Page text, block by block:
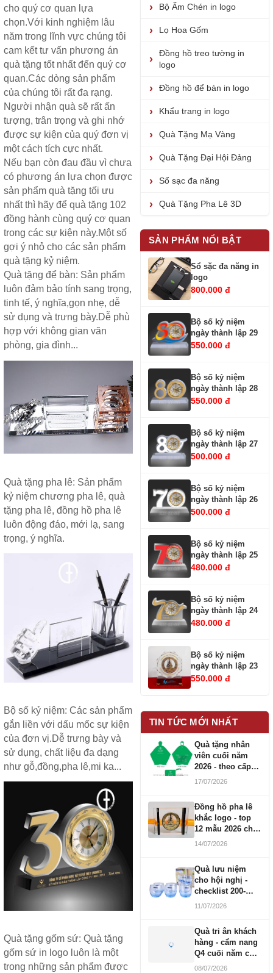
cho quý cơ quan lựa
chọn.Với kinh nghiệm lâu
năm trong lĩnh vực chúng tôi
cam kết tư vấn phương án
quà tặng tốt nhất đến quý cơ
quan.Các dòng sản phẩm
của chúng tôi rất đa rạng.
Người nhận quà sẽ rất ấn
tượng, trân trọng và ghi nhớ
được sự kiện của quý đơn vị
một cách tích cực nhất.
Nếu bạn còn đau đầu vì chưa
có phương án lựa chọn được
sản phẩm quà tặng tối ưu
nhất thì hãy để quà tặng 102
đồng hành cùng quý cơ quan
trong các sự kiện này.Một số
gợi ý nhỏ cho các sản phẩm
quà tặng kỷ niệm.
Quà tặng để bàn: Sản phẩm
luôn đảm bảo tính sang trọng,
tinh tế, ý nghĩa,gọn nhẹ, dễ
sử dụng và trưng bày.Dễ phù
hợp với không gian văn
phòng, gia đình...
Quà tặng pha lê: Sản phẩm
kỷ niệm chương pha lê, quà
tặng pha lê, đồng hồ pha lê
luôn động đáo, mới lạ, sang
trọng, ý nghĩa.
Bộ số kỷ niệm: Các sản phẩm
gắn liền với dấu mốc sự kiện
của đơn vị.Dễ trưng bày và
sử dụng, chất liệu đa dạng
như gỗ,đồng,pha lê,mi ka...
Quà tặng gốm sứ: Quà tặng
gốm sứ in logo luôn là một
trong những sản phẩm được
Bộ Ấm Chén in logo
Lọ Hoa Gốm
Đồng hồ treo tường in
logo
Đồng hồ để bàn in logo
Khẩu trang in logo
Quà Tặng Mạ Vàng
Quà Tặng Đại Hội Đảng
Sổ sạc đa năng
Quà Tặng Pha Lê 3D
SẢN PHẨM NỔI BẬT
Sổ sặc đa năng in
logo
800.000 đ
Bộ số kỷ niệm
ngày thành lập 29
550.000 đ
Bộ số kỷ niệm
ngày thành lập 28
550.000 đ
Bộ số kỷ niệm
ngày thành lập 27
500.000 đ
Bộ số kỷ niệm
ngày thành lập 26
500.000 đ
Bộ số kỷ niệm
ngày thành lập 25
480.000 đ
Bộ số kỷ niệm
ngày thành lập 24
480.000 đ
Bộ số kỷ niệm
ngày thành lập 23
550.000 đ
TIN TỨC MỚI NHẤT
Quà tặng nhân
viên cuối năm
2026 - theo cấp
bậc CBNV
17/07/2026
Đồng hồ pha lê
khắc logo - top
12 mẫu 2026 cho
doanh nghiệp
14/07/2026
Quà lưu niệm
cho hội nghị -
checklist 200-
1000 người
11/07/2026
Quà tri ân khách
hàng - cẩm nang
Q4 cuối năm cho
doanh nghiệp
08/07/2026